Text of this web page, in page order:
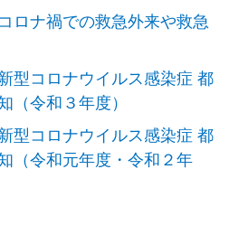
ロナ禍での救急外来や救急
型コロナウイルス感染症 都
（令和３年度）
型コロナウイルス感染症 都
（令和元年度・令和２年